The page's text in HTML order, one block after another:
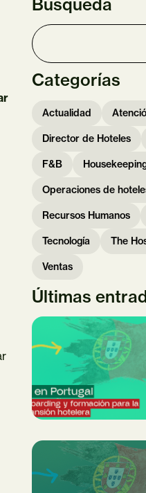
Búsqueda
Categorías
Actualidad
Director de Hoteles
F&B
Operaciones de
Recursos Humanos
Tecnología The
Ventas
Últimas